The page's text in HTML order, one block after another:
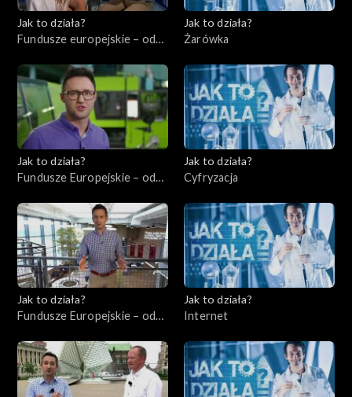
Jak to działa?
Fundusze europejskie – odc.
ochrona zdrowia
Jak to działa?
Żarówka
Jak to działa?
Fundusze Europejskie – odc.
Jak to działa?
Cyfryzacja
Jak to działa?
Fundusze Europejskie – odc.
Jak to działa?
Internet